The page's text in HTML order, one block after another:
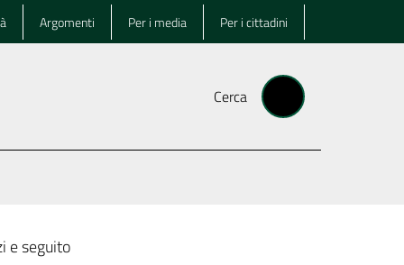
Argomenti Per i media Per i cittadini
Cerca
e seguito